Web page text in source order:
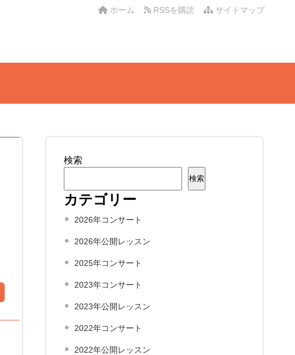
サイトマップ
RSSを購読
ホーム
検索
検索
カテゴリー
2026年コンサート
2026年公開レッスン
2025年コンサート
2023年コンサート
2023年公開レッスン
2022年コンサート
2022年公開レッスン